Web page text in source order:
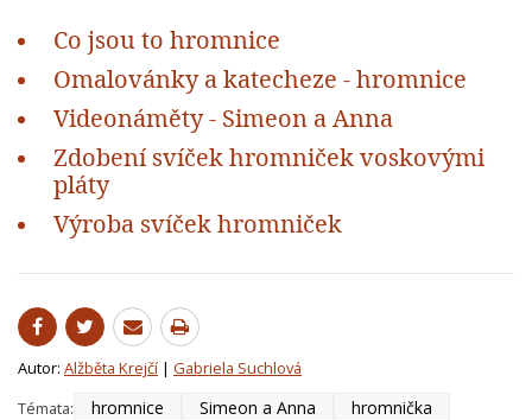
Co jsou to hromnice
Omalovánky a katecheze - hromnice
Videonáměty - Simeon a Anna
Zdobení svíček hromniček voskovými
pláty
Výroba svíček hromniček
Autor: Alžběta Krejčí | Gabriela Suchlová
Témata:
hromnice Simeon a Anna
hromnička